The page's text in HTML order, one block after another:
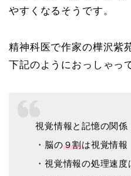
やすくなるそうです。
精神科医で作家の樺沢紫
下記のようにおっしゃっ
視覚情報と記憶の関係
・ 脳の９割は視覚情報
・視覚情報の処理速